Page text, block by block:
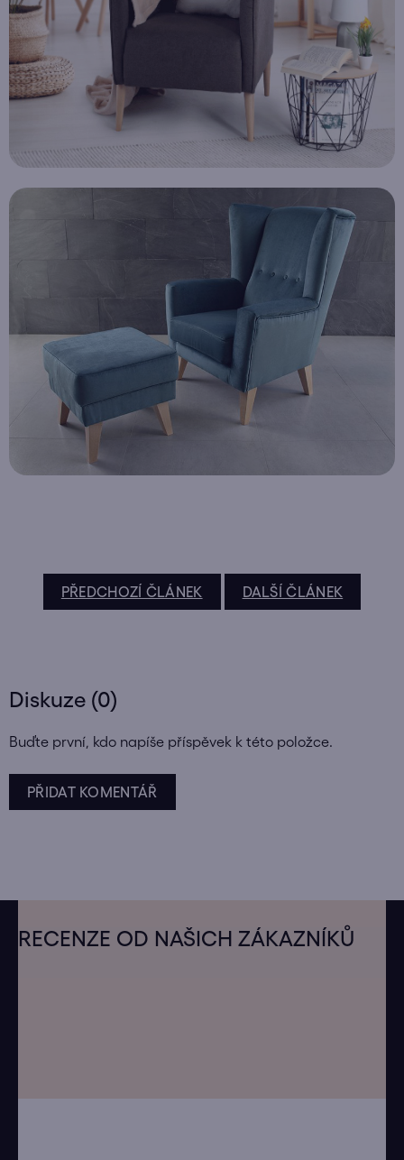
PŘEDCHOZÍ ČLÁNEK DALŠÍ ČLÁNEK
Diskuze (0)
Buďte první, kdo napíše příspěvek k této položce.
PŘIDAT KOMENTÁŘ
RECENZE OD NAŠICH ZÁKAZNÍKŮ